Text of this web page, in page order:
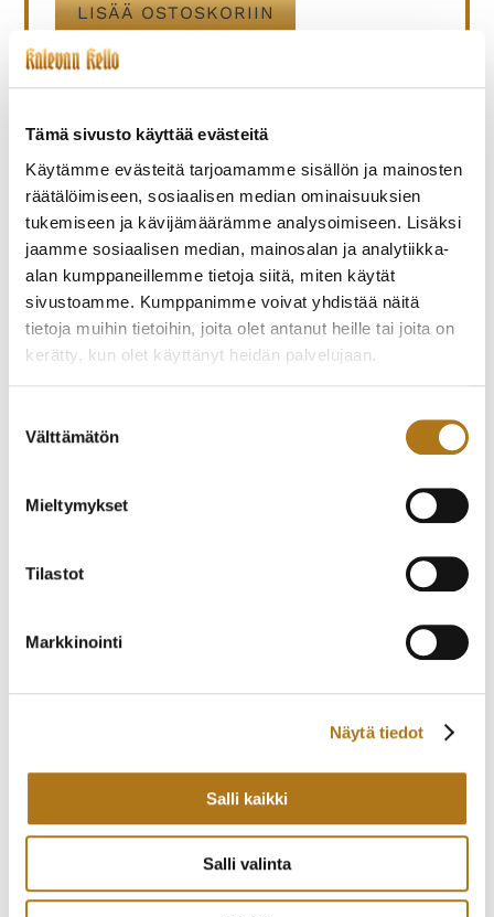
Tämä sivusto käyttää evästeitä
Käytämme evästeitä tarjoamamme sisällön ja mainosten
räätälöimiseen, sosiaalisen median ominaisuuksien
tukemiseen ja kävijämäärämme analysoimiseen. Lisäksi
jaamme sosiaalisen median, mainosalan ja analytiikka-
alan kumppaneillemme tietoja siitä, miten käytät
sivustoamme. Kumppanimme voivat yhdistää näitä
tietoja muihin tietoihin, joita olet antanut heille tai joita on
kerätty, kun olet käyttänyt heidän palvelujaan.
valinta
Välttämätön
Mieltymykset
Tilastot
Markkinointi
Näytä tiedot
Salli kaikki
Salli valinta
LISÄÄ OSTOSKORIIN
TUTUSTU MYÖS
490,00
ATHENA KULTAKELLO
TIMANTTITAULULLA
MONTEREY LADY